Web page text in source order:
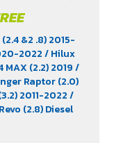
&2 .8) 2015-
2022/ Hilux
MAX (2.2) 2019/
Raptor (2.0)
2011-2022/
(2.8) Diesel